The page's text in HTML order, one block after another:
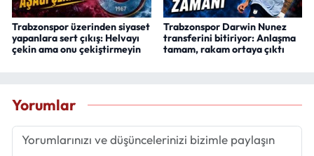
Trabzonspor üzerinden siyaset
yapanlara sert çıkış: Helvayı
çekin ama onu çekiştirmeyin
Trabzonspor Darwin Nunez
transferini bitiriyor: Anlaşma
tamam, rakam ortaya çıktı
Yorumlar